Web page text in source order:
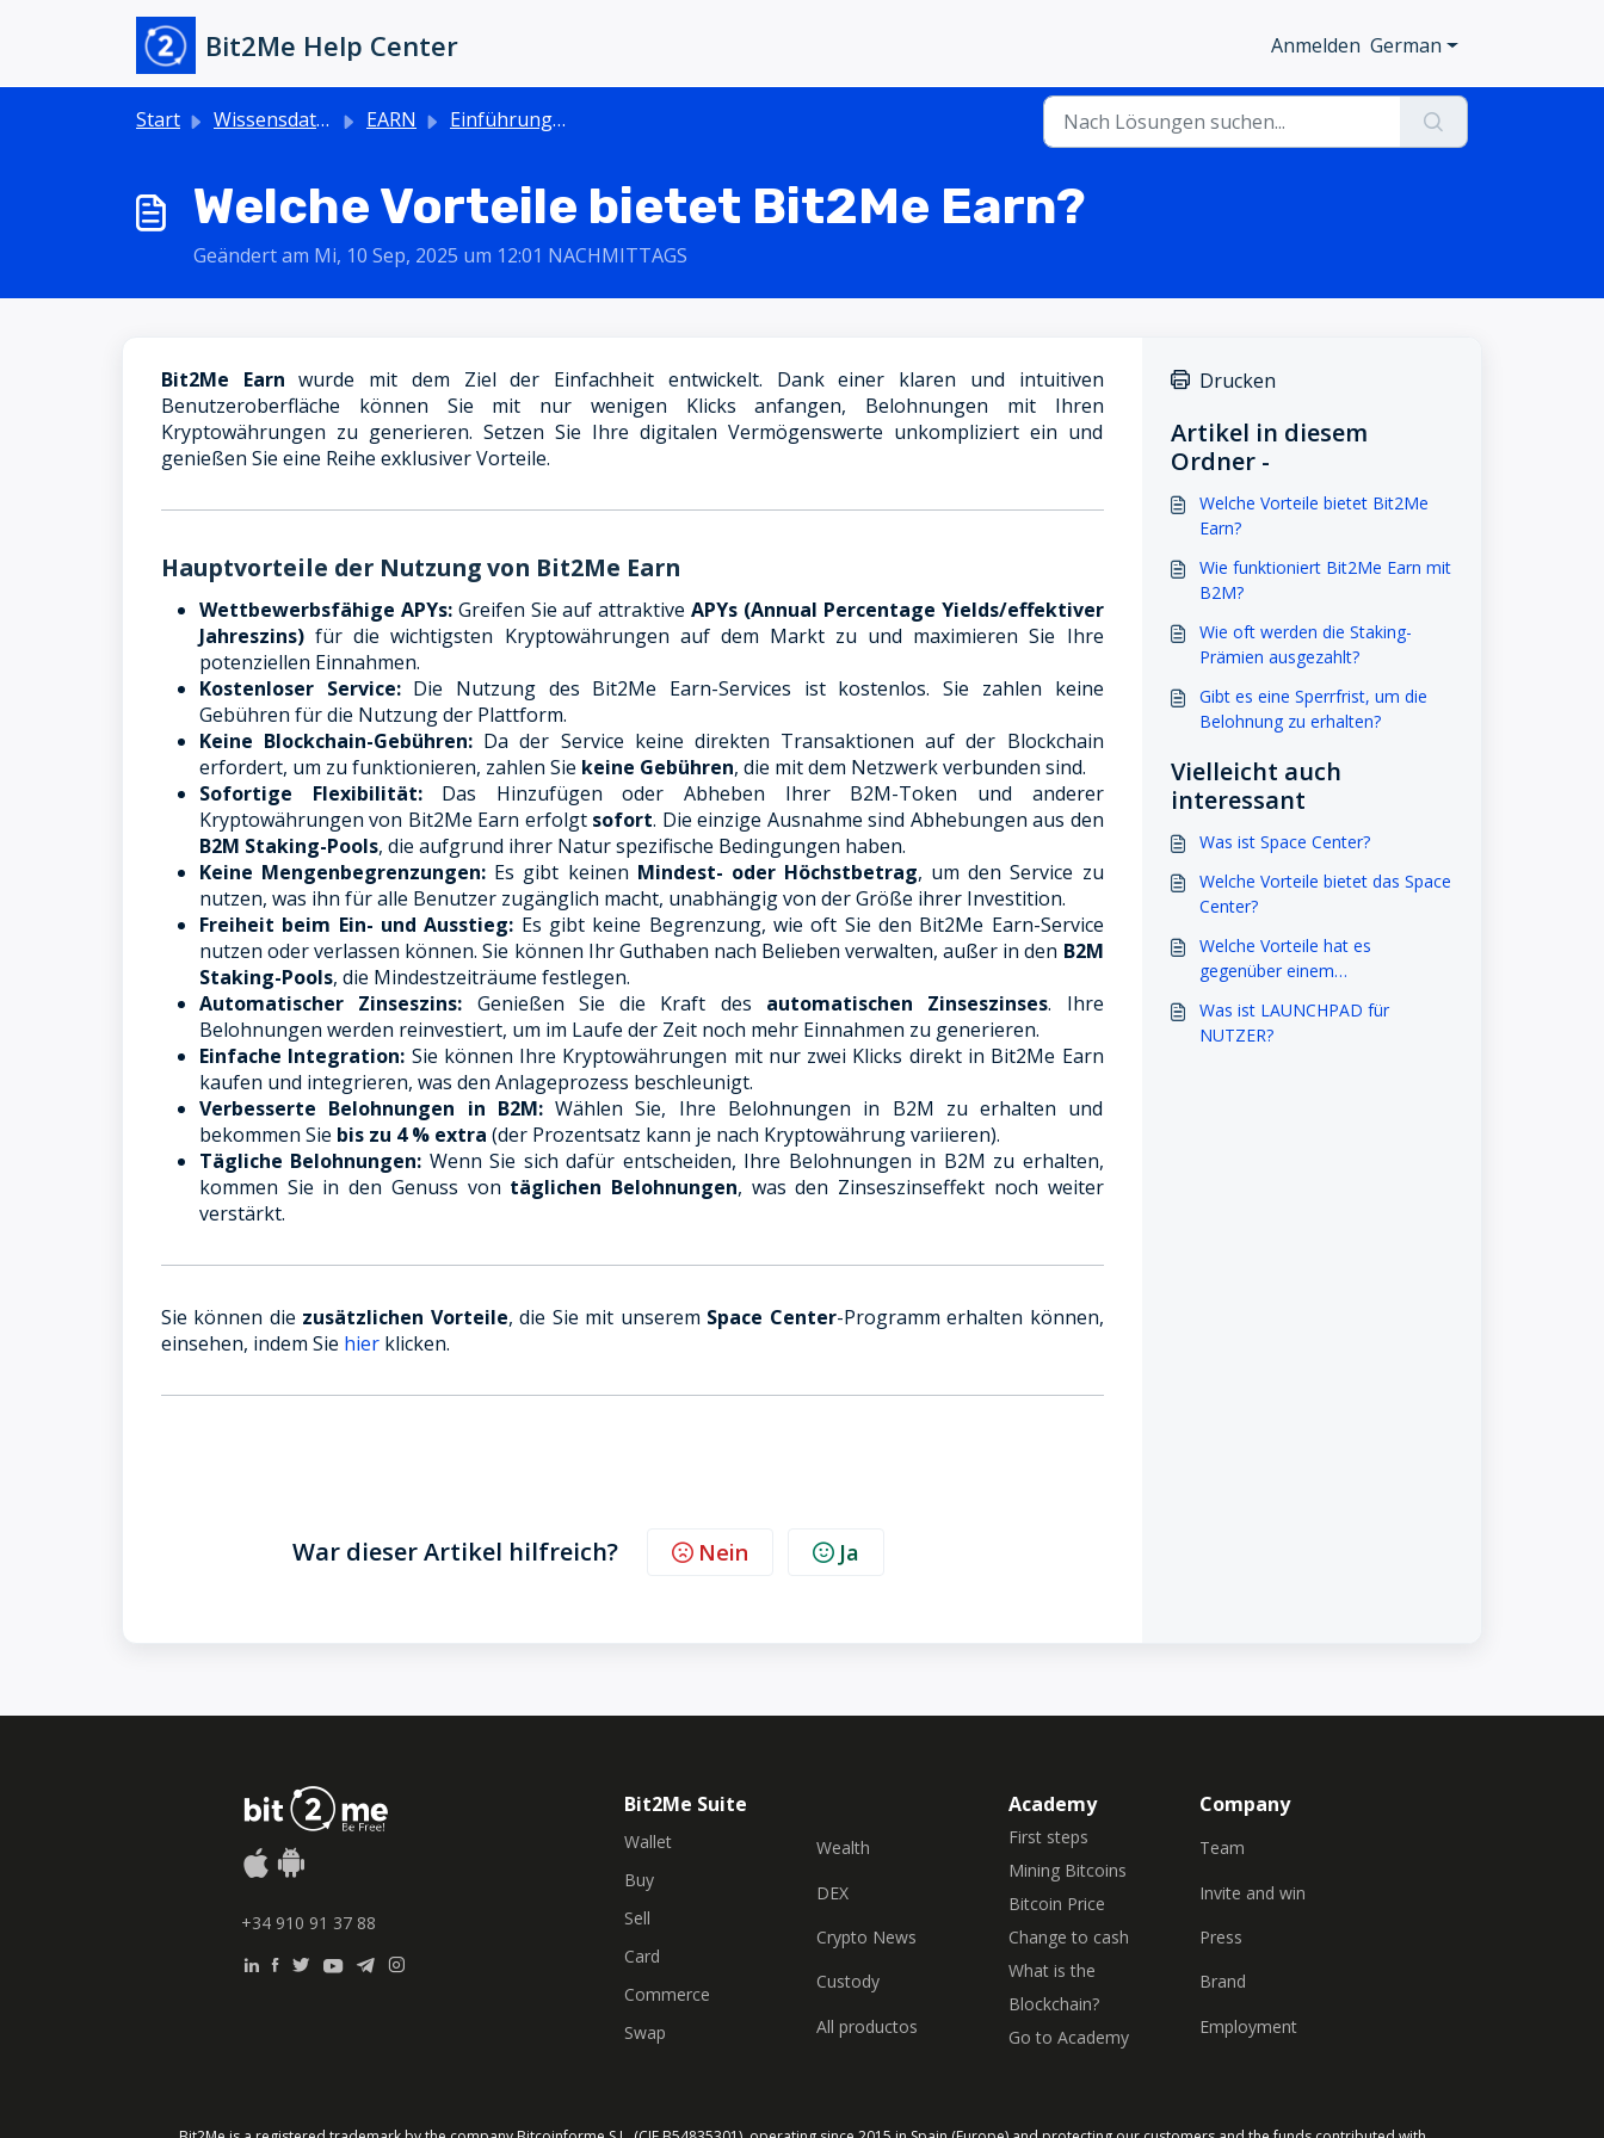
Zum hauptsächlichen Inhalt gehen
Bit2Me Help Center Anmelden German
Start Wissensdatenbank EARN Einführung - EARN
Welche Vorteile bietet Bit2Me Earn?
Geändert am Mi, 10 Sep, 2025 um 12:01 NACHMITTAGS
Bit2Me Earn wurde mit dem Ziel der Einfachheit entwickelt. Dank einer klaren und intuitiven
Benutzeroberfläche können Sie mit nur wenigen Klicks anfangen, Belohnungen mit Ihren
Kryptowährungen zu generieren. Setzen Sie Ihre digitalen Vermögenswerte unkompliziert ein und
genießen Sie eine Reihe exklusiver Vorteile.
Hauptvorteile der Nutzung von Bit2Me Earn
Wettbewerbsfähige APYs:Greifen Sie auf attraktiveAPYs (Annual Percentage Yields/effektiver
Jahreszins) für die wichtigsten Kryptowährungen auf dem Markt zu und maximieren Sie Ihre
potenziellen Einnahmen.
Kostenloser Service:Die Nutzung des Bit2Me Earn-Services ist kostenlos. Sie zahlen keine
Gebühren für die Nutzung der Plattform.
Keine Blockchain-Gebühren: Da der Service keine direkten Transaktionen auf der Blockchain
erfordert, um zu funktionieren, zahlen Sie keine Gebühren, die mit dem Netzwerk verbunden sind.
Sofortige Flexibilität:Das Hinzufügen oder Abheben Ihrer B2M-Token und anderer
Kryptowährungen von Bit2Me Earn erfolgt sofort. Die einzige Ausnahme sind Abhebungen aus den
B2M Staking-Pools, die aufgrund ihrer Natur spezifische Bedingungen haben.
Keine Mengenbegrenzungen: Es gibt keinen Mindest- oder Höchstbetrag, um den Service zu
nutzen, was ihn für alle Benutzer zugänglich macht, unabhängig von der Größe ihrer Investition.
Freiheit beim Ein- und Ausstieg: Es gibt keine Begrenzung, wie oft Sie den Bit2Me Earn-Service
nutzen oder verlassen können. Sie können Ihr Guthaben nach Belieben verwalten, außer in den B2M
Staking-Pools, die Mindestzeiträume festlegen.
Automatischer Zinseszins: Genießen Sie die Kraft des automatischen Zinseszinses. Ihre
Belohnungen werden reinvestiert, um im Laufe der Zeit noch mehr Einnahmen zu generieren.
Einfache Integration: Sie können Ihre Kryptowährungen mit nur zwei Klicks direkt in Bit2Me Earn
kaufen und integrieren, was den Anlageprozess beschleunigt.
Verbesserte Belohnungen in B2M:Wählen Sie, Ihre Belohnungen in B2M zu erhalten und
bekommen Sie bis zu 4 % extra (der Prozentsatz kann je nach Kryptowährung variieren).
Tägliche Belohnungen: Wenn Sie sich dafür entscheiden, Ihre Belohnungen in B2M zu erhalten,
kommen Sie in den Genuss von täglichen Belohnungen, was den Zinseszinseffekt noch weiter
verstärkt.
Sie können die zusätzlichen Vorteile, die Sie mit unserem Space Center-Programm erhalten können,
einsehen, indem Sie hier klicken.
War dieser Artikel hilfreich? Nein Ja
Drucken
Artikel in diesem
Ordner -
Welche Vorteile bietet Bit2Me
Earn?
Wie funktioniert Bit2Me Earn mit
B2M?
Wie oft werden die Staking-
Prämien ausgezahlt?
Gibt es eine Sperrfrist, um die
Belohnung zu erhalten?
Vielleicht auch
interessant
Was ist Space Center?
Welche Vorteile bietet das Space
Center?
Welche Vorteile hat es
gegenüber einem
Was ist LAUNCHPAD für
NUTZER?
+34 910 91 37 88
Bit2Me Suite
Wallet
Buy
Sell
Card
Commerce
Swap
Wealth
DEX
Crypto News
Custody
All productos
Academy
First steps
Mining Bitcoins
Bitcoin Price
Change to cash
What is the
Blockchain?
Go to Academy
Company
Team
Invite and win
Press
Brand
Employment